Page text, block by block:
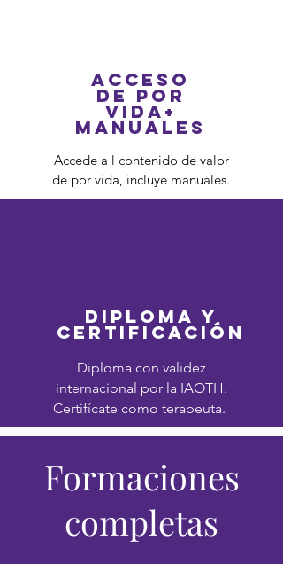
ACCESO
DE POR
VIDA+
MANUALES
Accede a l contenido de valor
de por vida, incluye manuales.
DIPLOMA Y
CERTIFICACIÓN
Diploma con validez
internacional por la IAOTH.
Certifícate como terapeuta.
Formaciones
completas